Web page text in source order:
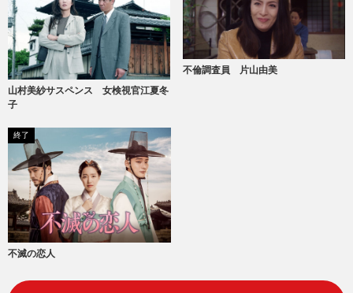
山村美紗サスペンス 女検視官江夏冬
子
不倫調査員 片山由美
終了
不滅の恋人